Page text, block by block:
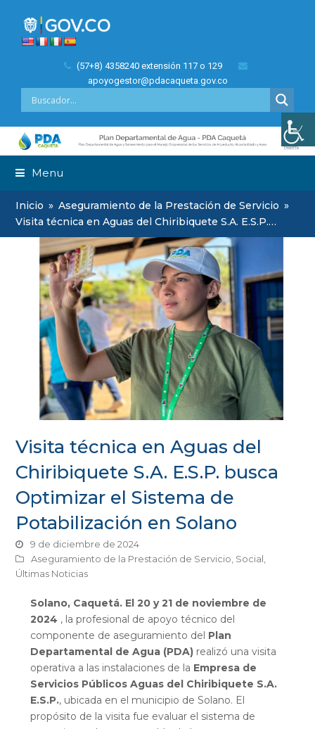
(57+8) 4358240 extensión 117 o 129
apoyogestor@pdacaqueta.gov.co
Menu
Inicio » Aseguramiento de la Prestación de Servicio »
Visita técnica en Aguas del Chiribiquete S.A. E.S.P.…
Visita técnica en Aguas del
Chiribiquete S.A. E.S.P. busca
Optimizar el Sistema de
Potabilización en Solano
9 de diciembre de 2024
Aseguramiento de la Prestación de Servicio Social
Últimas Noticias
Solano, Caquetá. El 20 y 21 de noviembre de
2024 , la profesional de apoyo técnico del
componente de aseguramiento del Plan
Departamental de Agua (PDA)realizó una visita
operativa a las instalaciones de la Empresa de
Servicios Públicos Aguas del Chiribiquete S.A.
E.S.P., ubicada en el municipio de Solano. El
propósito de la visita fue evaluar el sistema de